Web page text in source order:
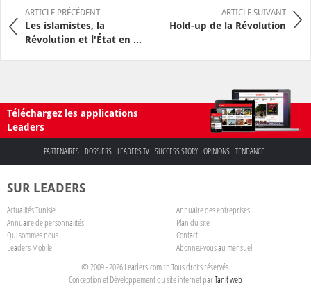
ARTICLE PRÉCÉDENT
Les islamistes, la
Révolution et l'État en ...
ARTICLE SUIVANT
Hold-up de la Révolution
Téléchargez les applications
Leaders
PARTENAIRES DOSSIERS LEADERS TV SUCCESS STORY OPINIONS TENDANCE
SUR LEADERS
Actualités Tunisie
Annuaire des entreprises
Annuaire de personnalités
Plan du site
Qui sommes nous
Contact
Leaders Mobile
Abonnez-vous au mensuel
© 2009 - 2026 Leaders.com.tn Tous droits réservés.
Conception et Développement du site internet parTanit web